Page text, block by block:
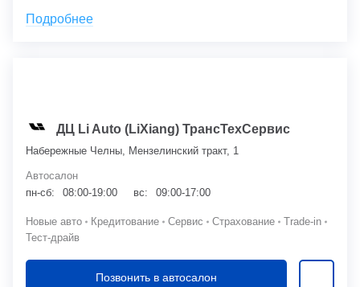
Подробнее
ДЦ Li Auto (LiXiang) ТрансТехСервис
Набережные Челны, Мензелинский тракт, 1
Автосалон
пн-сб:
08:00-19:00 вс: 09:00-17:00
Новые авто Кредитование Сервис Страхование
Trade-in
Тест-драйв
Позвонить в автосалон